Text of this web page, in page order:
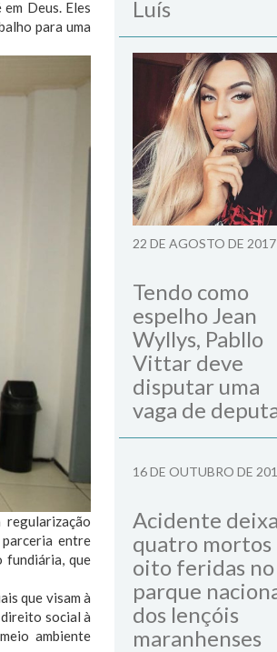
Deus. Eles
para uma
entre
fundiária, que
que visam à
social à
ambiente
Luís
22 DE AGOSTO DE 2017
Tendo como
espelho Jean
Wyllys, Pabllo
Vittar deve
disputar uma
vaga de
16 DE OUTUBRO DE
Acidente
quatro mortos
oito feridas no
parque
dos lençóis
maranhenses